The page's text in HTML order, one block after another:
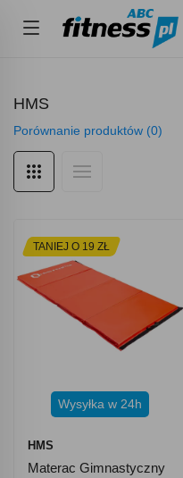
HMS
Porównanie produktów (0)
TANIEJ O 19 ZŁ
Wysyłka w 24h
HMS
Materac Gimnastyczny